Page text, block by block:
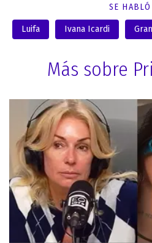
SE
Luifa Ivana Icardi
Más sobre